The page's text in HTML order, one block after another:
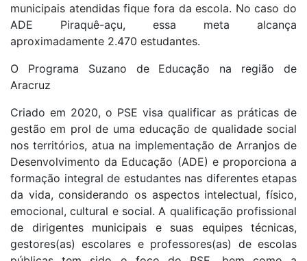
municipais atendidas fique fora da escola. No caso do
ADE Piraquê-açu, essa meta alcança
aproximadamente 2.470 estudantes.
O Programa Suzano de Educação na região de
Aracruz
Criado em 2020, o PSE visa qualificar as práticas de
gestão em prol de uma educação de qualidade social
nos territórios, atua na implementação de Arranjos de
Desenvolvimento da Educação (ADE) e proporciona a
formação integral de estudantes nas diferentes etapas
da vida, considerando os aspectos intelectual, físico,
emocional, cultural e social. A qualificação profissional
de dirigentes municipais e suas equipes técnicas,
gestores(as) escolares e professores(as) de escolas